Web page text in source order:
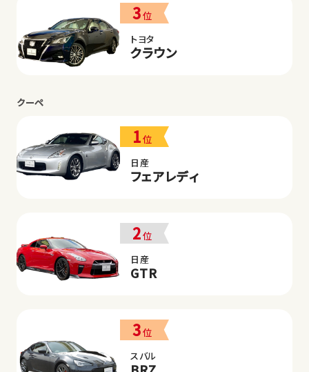
3位
トヨタ
クラウン
クーペ
1位
日産
フェアレディ
2位
日産
GTR
3位
スバル